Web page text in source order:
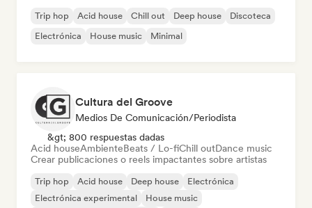
Trip hop Acid house Chill out Deep house
Discoteca
Electrónica
House music Minimal
Cultura del Groove
Medios De Comunicación/Periodista
&gt; 800 respuestas dadas
Acid houseAmbienteBeats / Lo-fiChill outDance music
Crear publicaciones o reels impactantes sobre artistas
Trip hop Acid house Deep house
Electrónica
Electrónica experimental
House music